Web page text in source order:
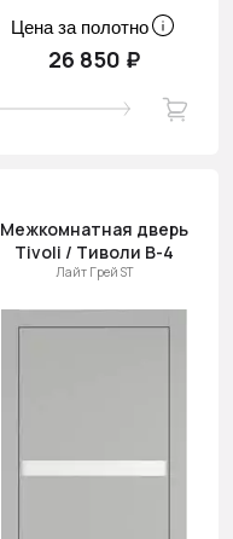
Цена за полотно
26 850 ₽
Межкомнатная дверь
Tivoli / Тиволи В-4
Лайт Грей ST